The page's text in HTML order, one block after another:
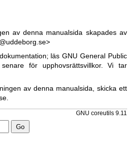
av denna manualsida skapades av
läsGNU General Public
för upphovsrättsvillkor. Vi tar
av denna manualsida, skicka ett
GNU coreutils 9.11